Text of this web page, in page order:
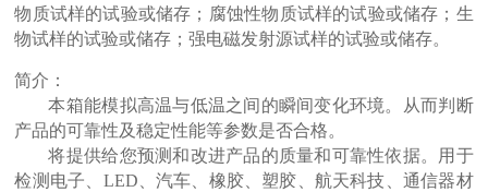
物质试样的试验或储存；腐蚀性物质试样的试验或储存；生
物试样的试验或储存；强电磁发射源试样的试验或储存。
简介：
本箱能模拟高温与低温之间的瞬间变化环境。从而判断
产品的可靠性及稳定性能等参数是否合格。
将提供给您预测和改进产品的质量和可靠性依据。用于
检测电子、LED、汽车、橡胶、塑胶、航天科技、 通信器材